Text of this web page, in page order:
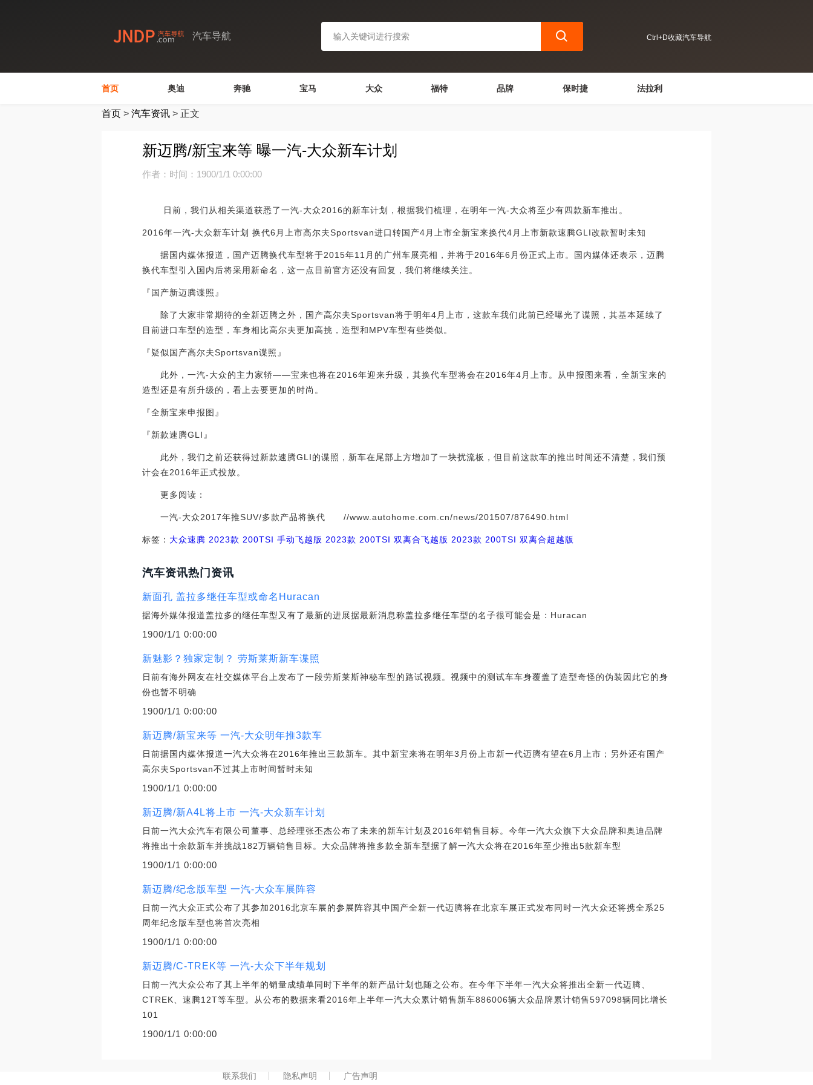
汽车导航 Ctrl+D收藏汽车导航
首页 奥迪 奔驰 宝马 大众 福特 品牌 保时捷 法拉利
首页 > 汽车资讯 > 正文
新迈腾/新宝来等 曝一汽-大众新车计划
作者： 时间：1900/1/1 0:00:00
日前，我们从相关渠道获悉了一汽-大众2016的新车计划，根据我们梳理，在明年一汽-大众将至少有四款新车推出。
2016年一汽-大众新车计划 换代6月上市高尔夫Sportsvan进口转国产4月上市全新宝来换代4月上市新款速腾GLI改款暂时未知
据国内媒体报道，国产迈腾换代车型将于2015年11月的广州车展亮相，并将于2016年6月份正式上市。国内媒体还表示，迈腾
换代车型引入国内后将采用新命名，这一点目前官方还没有回复，我们将继续关注。
『国产新迈腾谍照』
除了大家非常期待的全新迈腾之外，国产高尔夫Sportsvan将于明年4月上市，这款车我们此前已经曝光了谍照，其基本延续了
目前进口车型的造型，车身相比高尔夫更加高挑，造型和MPV车型有些类似。
『疑似国产高尔夫Sportsvan谍照』
此外，一汽-大众的主力家轿——宝来也将在2016年迎来升级，其换代车型将会在2016年4月上市。从申报图来看，全新宝来的
造型还是有所升级的，看上去要更加的时尚。
『全新宝来申报图』
『新款速腾GLI』
此外，我们之前还获得过新款速腾GLI的谍照，新车在尾部上方增加了一块扰流板，但目前这款车的推出时间还不清楚，我们预
计会在2016年正式投放。
更多阅读：
一汽-大众2017年推SUV/多款产品将换代 //www.autohome.com.cn/news/201507/876490.html
标签： 大众速腾 2023款 200TSI 手动飞越版 2023款 200TSI 双离合飞越版 2023款 200TSI 双离合超越版
汽车资讯热门资讯
新面孔 盖拉多继任车型或命名Huracan
据海外媒体报道盖拉多的继任车型又有了最新的进展据最新消息称盖拉多继任车型的名子很可能会是：Huracan
1900/1/1 0:00:00
新魅影？独家定制？ 劳斯莱斯新车谍照
日前有海外网友在社交媒体平台上发布了一段劳斯莱斯神秘车型的路试视频。视频中的测试车车身覆盖了造型奇怪的伪装因此它的身
份也暂不明确
1900/1/1 0:00:00
新迈腾/新宝来等 一汽-大众明年推3款车
日前据国内媒体报道一汽大众将在2016年推出三款新车。其中新宝来将在明年3月份上市新一代迈腾有望在6月上市；另外还有国产
高尔夫Sportsvan不过其上市时间暂时未知
1900/1/1 0:00:00
新迈腾/新A4L将上市 一汽-大众新车计划
日前一汽大众汽车有限公司董事、总经理张丕杰公布了未来的新车计划及2016年销售目标。今年一汽大众旗下大众品牌和奥迪品牌
将推出十余款新车并挑战182万辆销售目标。大众品牌将推多款全新车型据了解一汽大众将在2016年至少推出5款新车型
1900/1/1 0:00:00
新迈腾/纪念版车型 一汽-大众车展阵容
日前一汽大众正式公布了其参加2016北京车展的参展阵容其中国产全新一代迈腾将在北京车展正式发布同时一汽大众还将携全系25
周年纪念版车型也将首次亮相
1900/1/1 0:00:00
新迈腾/C-TREK等 一汽-大众下半年规划
日前一汽大众公布了其上半年的销量成绩单同时下半年的新产品计划也随之公布。在今年下半年一汽大众将推出全新一代迈腾、
CTREK、速腾12T等车型。从公布的数据来看2016年上半年一汽大众累计销售新车886006辆大众品牌累计销售597098辆同比增长
101
1900/1/1 0:00:00
联系我们 隐私声明 广告声明